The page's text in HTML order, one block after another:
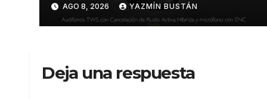
inteligente y control táctil
AGO 8, 2026 YAZMÍN BUSTÁN
Deja una respuesta